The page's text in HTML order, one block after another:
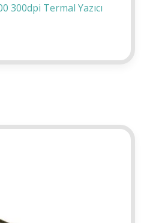
300dpi Termal Yazıcı